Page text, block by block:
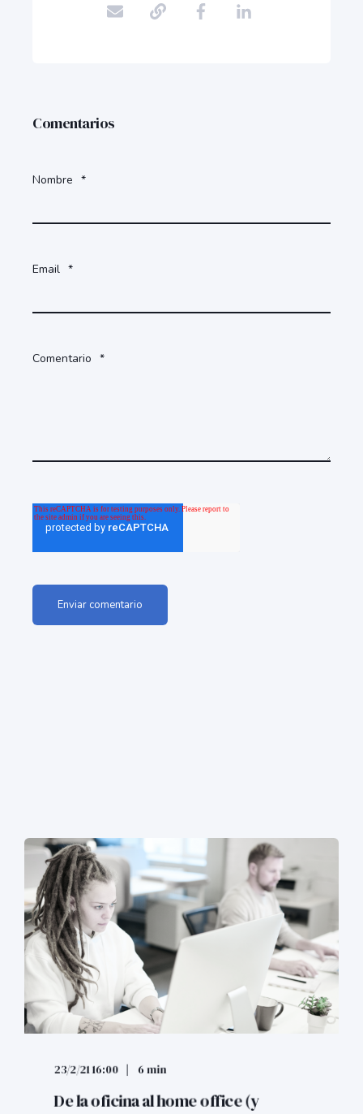
Comentarios
Nombre *
Email *
Comentario *
23/2/21 16:00 6 min
De la oficina al home office (y